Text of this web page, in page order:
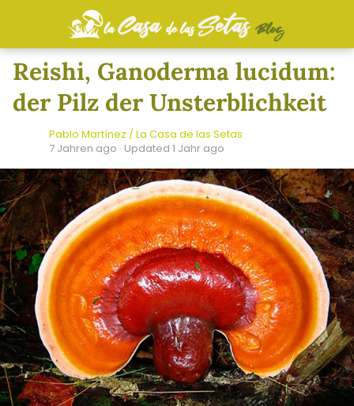
Reishi, Ganoderma lucidum:
der Pilz der Unsterblichkeit
Pablo Martínez / La Casa de las Setas
7 Jahren ago · Updated 1 Jahr ago